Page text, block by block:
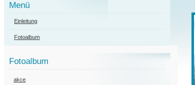
Menü
Einleitung
Fotoalbum
Fotoalbum
akce